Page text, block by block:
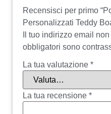
Recensisci per primo
Personalizzati Teddy
Il tuo indirizzo email
obbligatori sono
La tua valutazione *
La tua recensione *